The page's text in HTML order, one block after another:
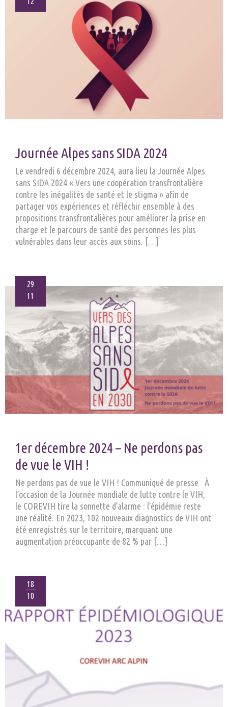
Journée Alpes sans SIDA 2024
Le vendredi 6 décembre 2024, aura lieu la Journée Alpes
sans SIDA 2024 « Vers une coopération transfrontalière
contre les inégalités de santé et le stigma » afin de
partager vos expériences et réfléchir ensemble à des
propositions transfrontalières pour améliorer la prise en
charge et le parcours de santé des personnes les plus
vulnérables dans leur accès aux soins. […]
29
11
1er décembre 2024 – Ne perdons pas
de vue le VIH !
Ne perdons pas de vue le VIH ! Communiqué de presse À
l’occasion de la Journée mondiale de lutte contre le VIH,
le COREVIH tire la sonnette d’alarme : l’épidémie reste
une réalité. En 2023, 102 nouveaux diagnostics de VIH ont
été enregistrés sur le territoire, marquant une
augmentation préoccupante de 82 % par […]
18
10